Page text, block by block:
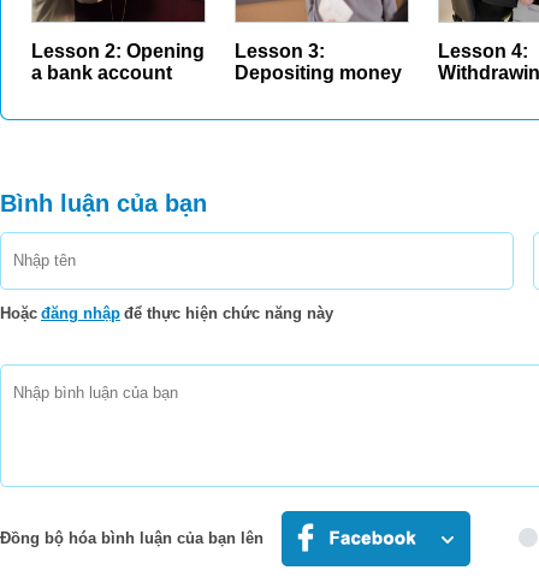
Lesson 2: Opening
a bank account
Lesson 3:
Depositing money
Lesson 4:
Bình luận của bạn
Hoặc đăng nhập để thực hiện chức năng này
Đồng bộ hóa bình luận của bạn lên